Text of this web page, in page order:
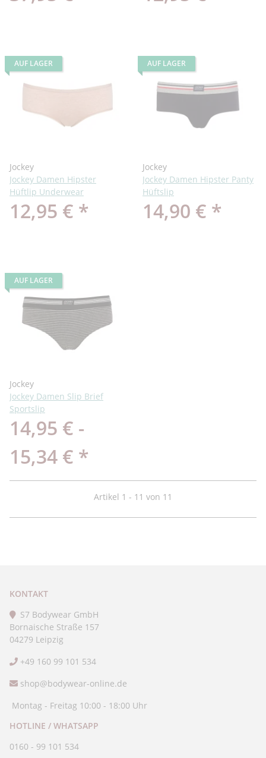
AUF LAGER
Jockey
Jockey Damen Hipster
Hüftlip Underwear
12,95 € *
AUF LAGER
Jockey
Jockey Damen Hipster Panty
Hüftslip
14,90 € *
AUF LAGER
Jockey
Jockey Damen Slip Brief
Sportslip
14,95 € -
15,34 € *
Artikel 1 - 11 von 11
KONTAKT
S7 Bodywear GmbH
Bornaische Straße 157
04279 Leipzig
+49 160 99 101 534
shop@bodywear-online.de
Montag - Freitag 10:00 - 18:00 Uhr
HOTLINE / WHATSAPP
0160 - 99 101 534